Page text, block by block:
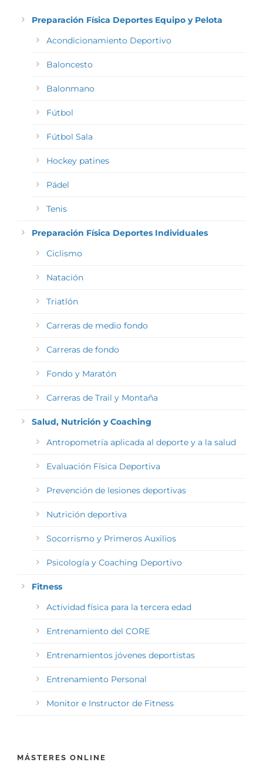
Preparación Física Deportes Equipo y Pelota
Acondicionamiento Deportivo
Baloncesto
Balonmano
Fútbol
Fútbol Sala
Hockey patines
Pádel
Tenis
Preparación Física Deportes Individuales
Ciclismo
Natación
Triatlón
Carreras de medio fondo
Carreras de fondo
Fondo y Maratón
Carreras de Trail y Montaña
Salud, Nutrición y Coaching
Antropometría aplicada al deporte y a la salud
Evaluación Física Deportiva
Prevención de lesiones deportivas
Nutrición deportiva
Socorrismo y Primeros Auxilios
Psicología y Coaching Deportivo
Fitness
Actividad física para la tercera edad
Entrenamiento del CORE
Entrenamientos jóvenes deportistas
Entrenamiento Personal
Monitor e Instructor de Fitness
MÁSTERES ONLINE